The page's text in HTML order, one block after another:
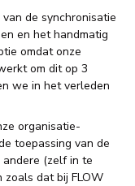
de synchronisatie
en het handmatig
omdat onze
om dit op 3
we in het verleden
organisatie-
toepassing van de
(zelf in te
zoals dat bij FLOW